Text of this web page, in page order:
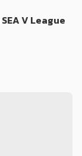
V League